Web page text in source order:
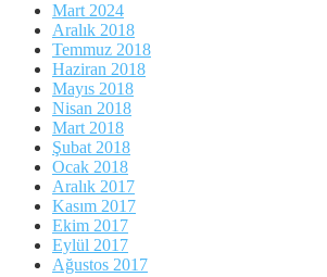
Mart 2024
Aralık 2018
Temmuz 2018
Haziran 2018
Mayıs 2018
Nisan 2018
Mart 2018
Şubat 2018
Ocak 2018
Aralık 2017
Kasım 2017
Ekim 2017
Eylül 2017
Ağustos 2017